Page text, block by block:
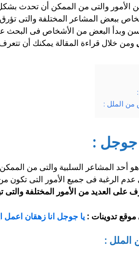
والتى من الممكن أن تحدث
ببعض المشاعر المختلفة والتى
وبدأ البعض من الأشخاص فى البحث
ومن خلال قراءة المقالة يمكنك أن
الملل :
جوجل :
أحد المشاعر السلبية والتى من
عدم الرغبة فى جميع الأمور التى تكون
على العديد من الأمور المختلفة
تدوينات : يا جوجل انا زهقان اعمل
: